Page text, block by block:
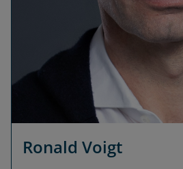
Ronald Voigt